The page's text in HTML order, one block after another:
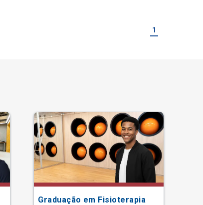
1
Graduação em Fisioterapia